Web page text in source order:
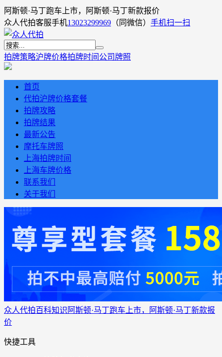
阿斯顿·马丁跑车上市，阿斯顿·马丁新款报价
众人代拍客服手机13023299969 （同微信） 手机扫一扫
拍牌策略沪牌价格拍牌时间 公司牌照
首页
代拍沪牌价格套餐
拍牌攻略
拍牌结果
最新公告
摩托车牌照
上海拍牌时间
上海车牌价格
联系我们
关于我们
众人代拍百科知识 阿斯顿·马丁跑车上市，阿斯顿·马丁新款报
价
快捷工具